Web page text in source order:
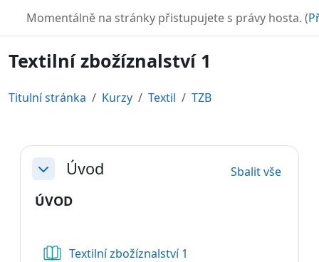
TURBO
Momentálně na stránky přistupujete s právy hosta. (
Textilní zbožíznalství 1
Titulní stránka Kurzy Textil TZB
Osnova sekce
Sbalit Úvod Sbalit vše
ÚVOD
Textilní zbožíznalství 1